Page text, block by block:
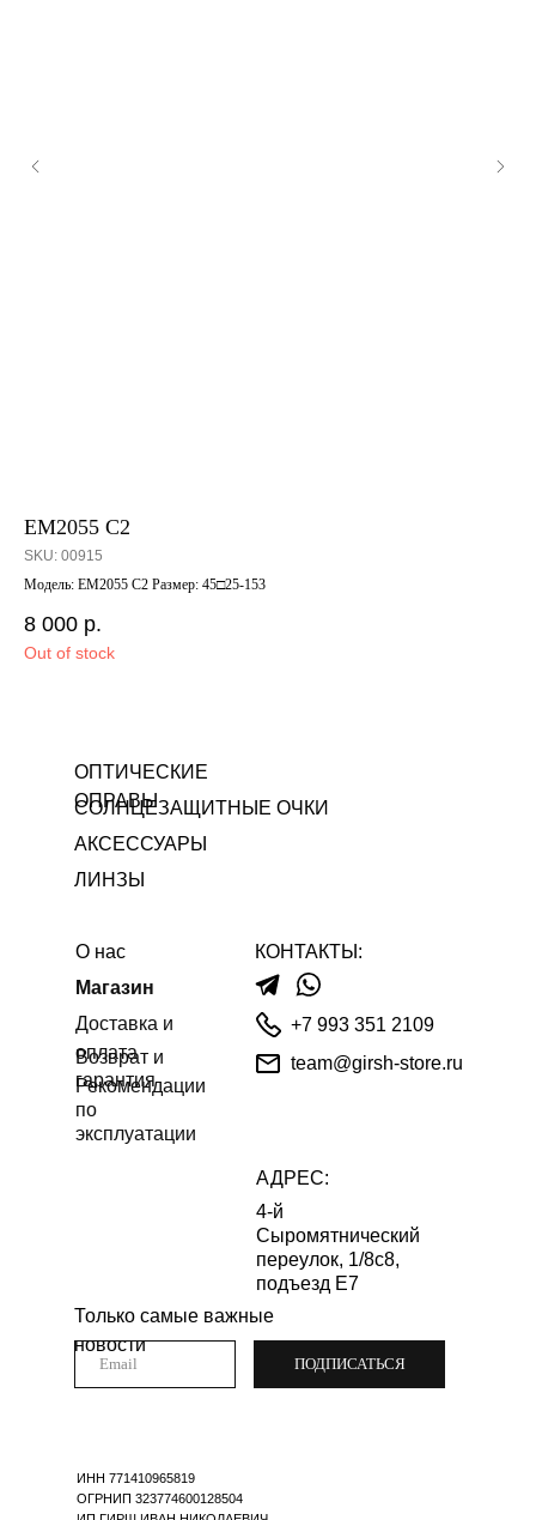
EM2055 C2
SKU: 00915
Модель: EM2055 C2 Размер: 45□25-153
8 000 р.
Out of stock
ОПТИЧЕСКИЕ
ОПРАВЫ
СОЛНЦЕЗАЩИТНЫЕ ОЧКИ
+7 993 351 2109
Только самые важные
новости
ПОДПИСАТЬСЯ
4-й
Сыромятнический
переулок, 1/8с8,
подъезд Е7
АДРЕС:
Магазин
ИНН 771410965819
ОГРНИП 323774600128504
О нас
team@girsh-store.ru
Рекомендации
по
эксплуатации
Доставка и
оплата
КОНТАКТЫ:
Возврат и
гарантия
ЛИНЗЫ
АКСЕССУАРЫ